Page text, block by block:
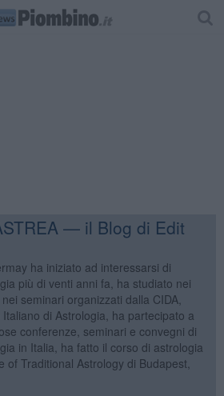
— il Blog di Edit
ha iniziato ad interessarsi di
più di venti anni fa, ha studiato nei
seminari organizzati dalla CIDA,
Italiano di Astrologia, ha partecipato a
conferenze, seminari e convegni di
in Italia, ha fatto il corso di astrologia
of Traditional Astrology di Budapest,